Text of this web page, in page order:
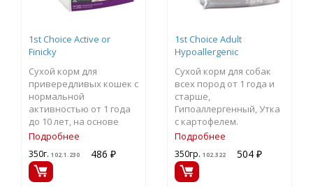
1st Choice Active or
Finicky
Сухой корм для
привередливых кошек с
нормальной
активностью от 1 года
до 10 лет, на основе
Курицы
Подробнее
350г. 102.1.230 486 ₽
1st Choice Adult
Hypoallergenic
Сухой корм для собак
всех пород от 1 года и
старше,
Гипоаллергенный, Утка
с картофелем.
Подробнее
350гр. 102.322 504 ₽